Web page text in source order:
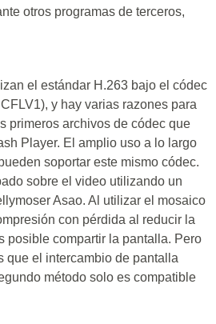
otros programas de terceros,
el estándar H.263 bajo el códec
y hay varias razones para
primeros archivos de códec que
Player. El amplio uso a lo largo
soportar este mismo códec.
sobre el video utilizando un
Asao. Al utilizar el mosaico
con pérdida al reducir la
posible compartir la pantalla. Pero
que el intercambio de pantalla
método solo es compatible